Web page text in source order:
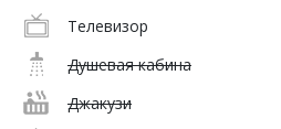
Телевизор
Душевая кабина
Джакузи